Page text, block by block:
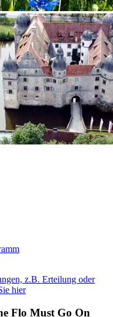
z.B. Erteilung oder
hier
Flo Must Go On